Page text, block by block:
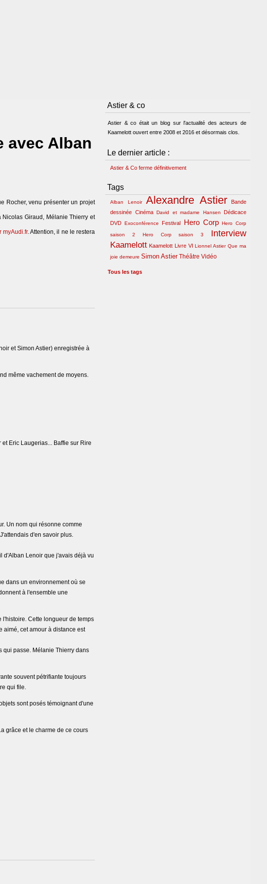
avec Alban
Rocher, venu présenter un projet
Giraud, Mélanie Thierry et
myAudi.fr. Attention, il ne le restera
et Simon Astier) enregistrée à
même vachement de moyens.
Eric Laugerias... Baffie sur Rire
Un nom qui résonne comme
d'en savoir plus.
d'Alban Lenoir que j'avais déjà vu
dans un environnement où se
à l'ensemble une
l'histoire. Cette longueur de temps
aimé, cet amour à distance est
qui passe. Mélanie Thierry dans
souvent pétrifiante toujours
qui file.
sont posés témoignant d'une
grâce et le charme de ce cours
Astier & co
Astier & co était un blog sur l'actualité des acteurs de
Kaamelott ouvert entre 2008 et 2016 et désormais clos.
Le dernier article :
Astier & Co ferme définitivement
Tags
Alban Lenoir Alexandre Astier
Bande
dessinée Cinéma David et madame Hansen
Dédicace
DVD Exoconférence Festival Hero Corp Hero Corp
saison 2 Hero Corp saison 3 Interview
Kaamelott Kaamelott Livre VI Lionnel Astier Que ma
joie demeure Simon Astier Théâtre Vidéo
Tous les tags